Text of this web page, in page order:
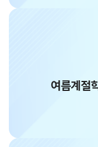
여름계절